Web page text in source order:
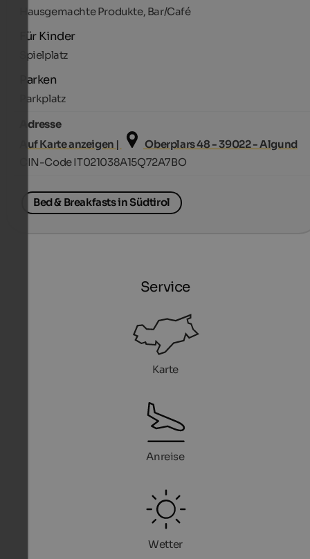
Hausgemachte Produkte, Bar/Café
Für Kinder
Spielplatz
Parken
Parkplatz
Adresse
Auf Karte anzeigen |
Oberplars 48 - 39022 - Algund
CIN-Code IT021038A15Q72A7BO
Bed & Breakfasts in Südtirol
Service
Karte
Anreise
Wetter